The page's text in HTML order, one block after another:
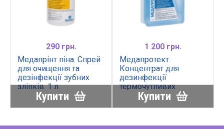
Купити
290 грн.
Медапрінт піна. Спрей
для очищення та
дезінфекції зубних
зліпків. 1 л.
Купити
1 200 грн.
Медапротект.
Концентрат для
дезинфекції
термочутливих
інструментів. 1 л.